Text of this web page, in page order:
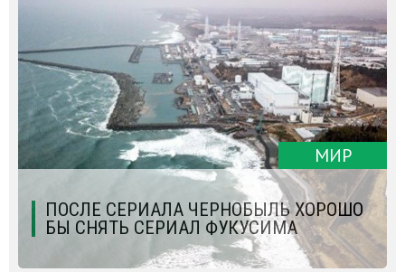
МИР
ПОСЛЕ СЕРИАЛА ЧЕРНОБЫЛЬ ХОРОШО
БЫ СНЯТЬ СЕРИАЛ ФУКУСИМА